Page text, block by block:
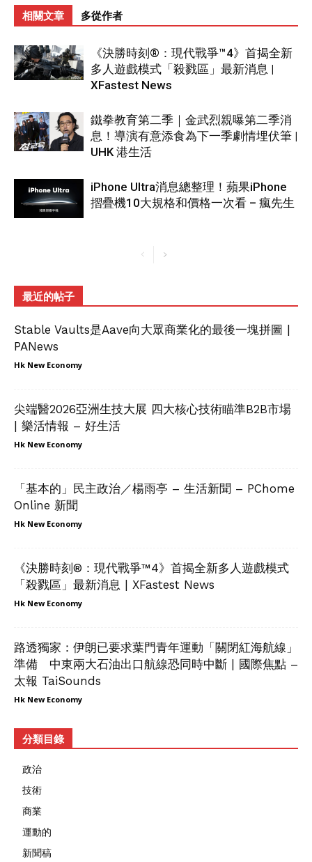
相關文章 多從作者
《決勝時刻®：現代戰爭™4》首揭全新
多人遊戲模式「殺戮區」最新消息 |
XFastest News
鐵拳教育第二季｜金武烈親曝第二季消
息！導演有意添食為下一季劇情埋伏筆 |
UHK 港生活
iPhone Ultra消息總整理！蘋果iPhone
摺疊機10大規格和價格一次看 – 瘋先生
最近的帖子
Stable Vaults是Aave向大眾商業化的最後一塊拼圖 |
PANews
Hk New Economy
尖端醫2026亞洲生技大展 四大核心技術瞄準B2B市場
| 樂活情報 – 好生活
Hk New Economy
「基本的」民主政治／楊雨亭 – 生活新聞 – PChome
Online 新聞
Hk New Economy
《決勝時刻®：現代戰爭™4》首揭全新多人遊戲模式
「殺戮區」最新消息 | XFastest News
Hk New Economy
路透獨家：伊朗已要求葉門青年運動「關閉紅海航線」
準備 中東兩大石油出口航線恐同時中斷 | 國際焦點 –
太報 TaiSounds
Hk New Economy
分類目錄
政治
技術
商業
運動的
新聞稿